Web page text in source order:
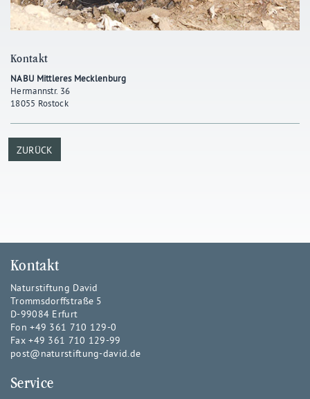
Kontakt
NABU Mittleres Mecklenburg
Hermannstr. 36
18055 Rostock
ZURÜCK
Kontakt
Naturstiftung David
Trommsdorffstraße 5
D-99084 Erfurt
Fon +49 361 710 129-0
Fax +49 361 710 129-99
post@naturstiftung-david.de
Service